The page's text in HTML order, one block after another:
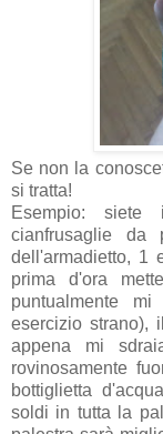
Se non la
si tratta!
Esempio:
cianfrusaglie da
dell'armadietto, 1
prima d'ora
puntualmente
esercizio strano),
appena mi
rovinosamente
bottiglietta
soldi in tutta la